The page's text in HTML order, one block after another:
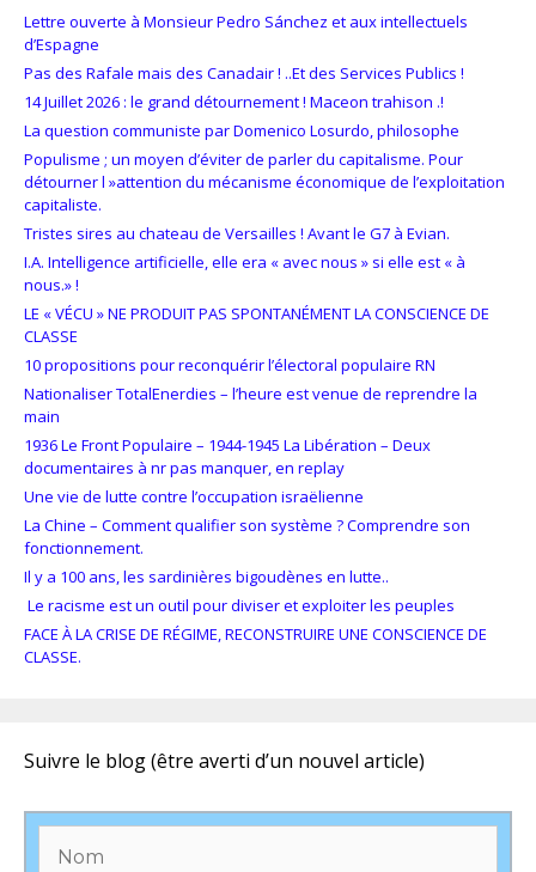
Lettre ouverte à Monsieur Pedro Sánchez et aux intellectuels
d’Espagne
Pas des Rafale mais des Canadair ! ..Et des Services Publics !
14 Juillet 2026 : le grand détournement ! Maceon trahison .!
La question communiste par Domenico Losurdo, philosophe
Populisme ; un moyen d’éviter de parler du capitalisme. Pour
détourner l »attention du mécanisme économique de l’exploitation
capitaliste.
Tristes sires au chateau de Versailles ! Avant le G7 à Evian.
I.A. Intelligence artificielle, elle era « avec nous » si elle est « à
nous.» !
LE « VÉCU » NE PRODUIT PAS SPONTANÉMENT LA CONSCIENCE DE
CLASSE
10 propositions pour reconquérir l’électoral populaire RN
Nationaliser TotalEnerdies – l’heure est venue de reprendre la
main
1936 Le Front Populaire – 1944-1945 La Libération – Deux
documentaires à nr pas manquer, en replay
Une vie de lutte contre l’occupation israëlienne
La Chine – Comment qualifier son système ? Comprendre son
fonctionnement.
Il y a 100 ans, les sardinières bigoudènes en lutte..
Le racisme est un outil pour diviser et exploiter les peuples
FACE À LA CRISE DE RÉGIME, RECONSTRUIRE UNE CONSCIENCE DE
CLASSE.
Suivre le blog (être averti d’un nouvel article)